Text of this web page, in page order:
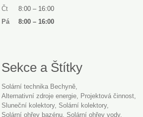
Čt
8:00 – 16:00
Pá
8:00 – 16:00
Sekce a Štítky
Solární technika Bechyně
alternativní zdroje energie
projektová činnost
sluneční kolektory
solární kolektory
solární ohřev bazénu
solární ohřev vody